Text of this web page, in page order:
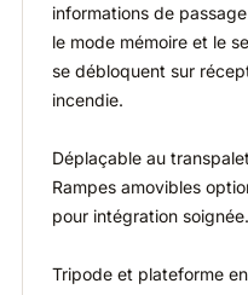
informations de
le mode mémoire et le
se débloquent sur
incendie.
Déplaçable au
Rampes amovibles
pour intégration soignée.
Tripode et plateforme en